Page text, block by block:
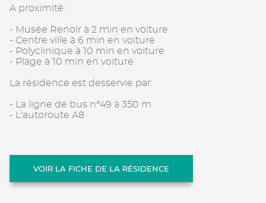
A proximité:
- Musée Renoir à 2 min en voiture
- Centre ville à 6 min en voiture
- Polyclinique à 10 min en voiture
- Plage à 10 min en voiture
La résidence est desservie par:
- La ligne de bus n°49 à 350 m
- L'autoroute A8
VOIR LA FICHE DE LA RÉSIDENCE